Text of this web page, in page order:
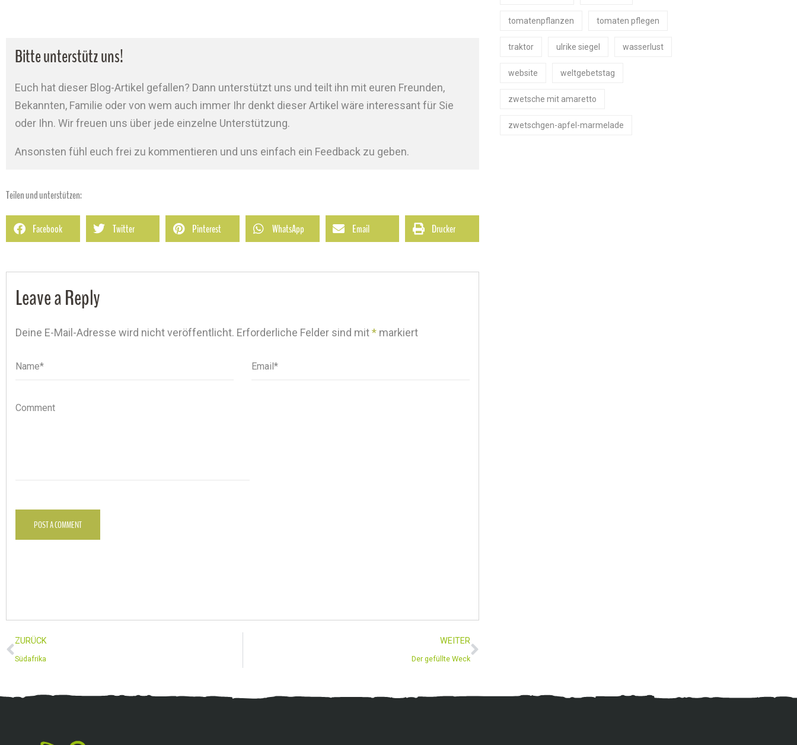
Bitte unterstütz uns!
Euch hat dieser Blog-Artikel gefallen? Dann unterstützt uns und teilt ihn mit euren Freunden,
Bekannten, Familie oder von wem auch immer Ihr denkt dieser Artikel wäre interessant für Sie
oder Ihn. Wir freuen uns über jede einzelne Unterstützung.
Ansonsten fühl euch frei zu kommentieren und uns einfach ein Feedback zu geben.
Teilen und unterstützen:
Facebook Twitter Pinterest WhatsApp Email Drucker
Leave a Reply
Deine E-Mail-Adresse wird nicht veröffentlicht. Erforderliche Felder sind mit* markiert
Name*
Name Email*
Email
Comment
POST A COMMENT
ZURÜCK
Südafrika
WEITER
Der gefüllte Weck
tomatenpflanzen tomaten pflegen
traktor ulrike siegel wasserlust
website weltgebetstag
zwetsche mit amaretto
zwetschgen-apfel-marmelade